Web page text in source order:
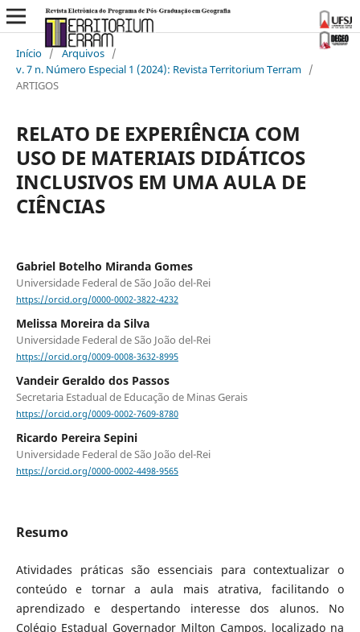
Início / Arquivos /
v. 7 n. Número Especial 1 (2024): Revista Territorium Terram /
ARTIGOS
RELATO DE EXPERIÊNCIA COM
USO DE MATERIAIS DIDÁTICOS
INCLUSIVOS EM UMA AULA DE
CIÊNCIAS
Gabriel Botelho Miranda Gomes
Universidade Federal de São João del-Rei
https://orcid.org/0000-0002-3822-4232
Melissa Moreira da Silva
Universidade Federal de São João del-Rei
https://orcid.org/0009-0008-3632-8995
Vandeir Geraldo dos Passos
Secretaria Estadual de Educação de Minas Gerais
https://orcid.org/0009-0002-7609-8780
Ricardo Pereira Sepini
Universidade Federal de São João del-Rei
https://orcid.org/0000-0002-4498-9565
Resumo
Atividades práticas são essenciais para contextualizar o
conteúdo e tornar a aula mais atrativa, facilitando o
aprendizado e despertando interesse dos alunos. No
Colégio Estadual Governador Milton Campos, localizado na